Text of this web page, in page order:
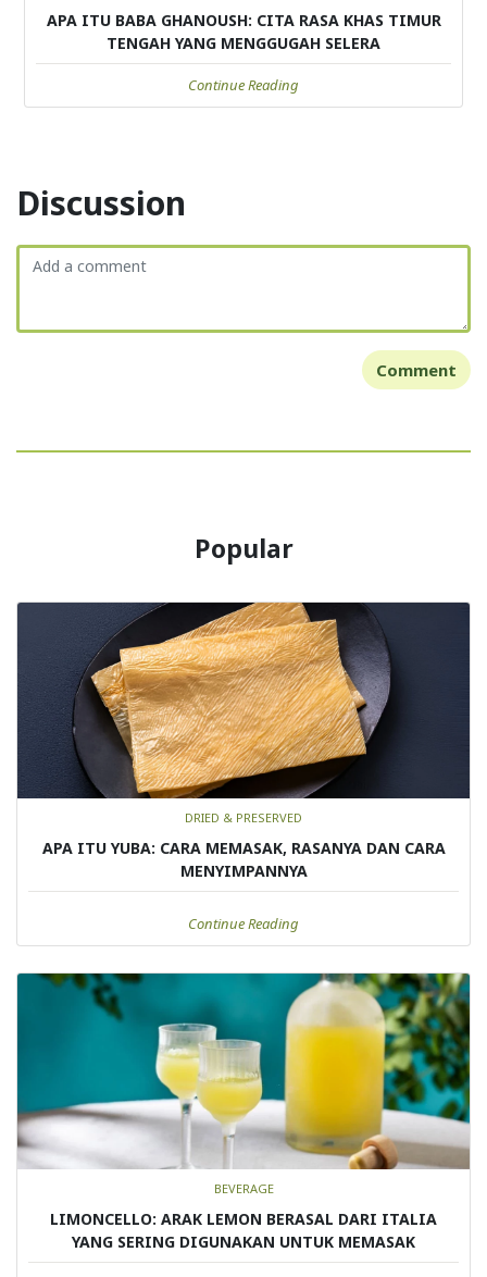
APA ITU BABA GHANOUSH: CITA RASA KHAS TIMUR
TENGAH YANG MENGGUGAH SELERA
Continue Reading
Discussion
Comment
Popular
DRIED & PRESERVED
APA ITU YUBA: CARA MEMASAK, RASANYA DAN CARA
MENYIMPANNYA
Continue Reading
BEVERAGE
LIMONCELLO: ARAK LEMON BERASAL DARI ITALIA
YANG SERING DIGUNAKAN UNTUK MEMASAK